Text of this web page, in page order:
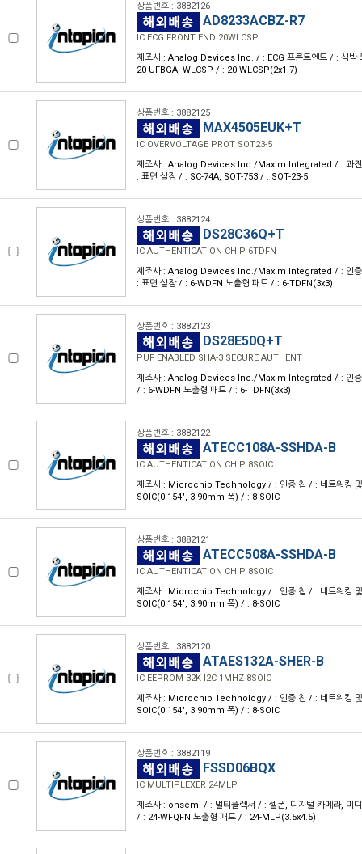
상품번호 : 3882126
AD8233ACBZ-R7
IC ECG FRONT END 20WLCSP
제조사 : Analog Devices Inc. / : ECG 프론트엔드 / : 심박
20-UFBGA, WLCSP / : 20-WLCSP(2x1.7)
상품번호 : 3882125
MAX4505EUK+T
IC OVERVOLTAGE PROT SOT23-5
제조사 : Analog Devices Inc./Maxim Integrated / : 과전
: 표면 실장 / : SC-74A, SOT-753 / : SOT-23-5
상품번호 : 3882124
DS28C36Q+T
IC AUTHENTICATION CHIP 6TDFN
제조사 : Analog Devices Inc./Maxim Integrated / : 인증
: 표면 실장 / : 6-WDFN 노출형 패드 / : 6-TDFN(3x3)
상품번호 : 3882123
DS28E50Q+T
PUF ENABLED SHA-3 SECURE AUTHENT
제조사 : Analog Devices Inc./Maxim Integrated / : 인증
/ : 6-WDFN 노출형 패드 / : 6-TDFN(3x3)
상품번호 : 3882122
ATECC108A-SSHDA-B
IC AUTHENTICATION CHIP 8SOIC
제조사 : Microchip Technology / : 인증 칩 / : 네트워킹
SOIC(0.154", 3.90mm 폭) / : 8-SOIC
상품번호 : 3882121
ATECC508A-SSHDA-B
IC AUTHENTICATION CHIP 8SOIC
제조사 : Microchip Technology / : 인증 칩 / : 네트워킹
SOIC(0.154", 3.90mm 폭) / : 8-SOIC
상품번호 : 3882120
ATAES132A-SHER-B
IC EEPROM 32K I2C 1MHZ 8SOIC
제조사 : Microchip Technology / : 인증 칩 / : 네트워킹
SOIC(0.154", 3.90mm 폭) / : 8-SOIC
상품번호 : 3882119
FSSD06BQX
IC MULTIPLEXER 24MLP
제조사 : onsemi / : 멀티플렉서 / : 셀폰, 디지털 카메라, 미
/ : 24-WFQFN 노출형 패드 / : 24-MLP(3.5x4.5)